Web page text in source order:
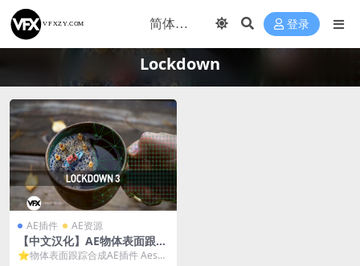
登录
Lockdown
AE插件 AE资源
【中文汉化】AE物体表面跟踪
合成插件 Lockdown v3.1.7
⭐物体表面跟踪合成AE插件 Aescri